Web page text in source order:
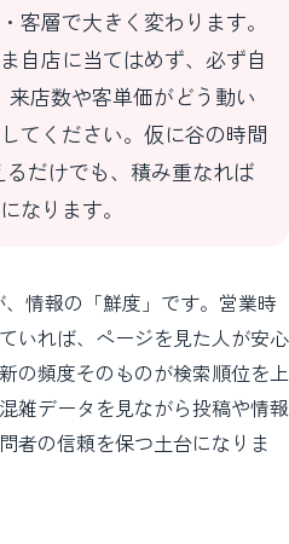
客層で大きく変わります。
自店に当てはめず、必ず自
来店数や客単価がどう動い
てください。仮に谷の時間
るだけでも、積み重なれば
なります。
情報の「鮮度」です。営業時
いれば、ページを見た人が安心
の頻度そのものが検索順位を上
雑データを見ながら投稿や情報
者の信頼を保つ土台になりま